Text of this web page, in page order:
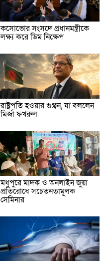
কসোভোর সংসদে প্রধানমন্ত্রীকে
লক্ষ্য করে ডিম নিক্ষেপ
রাষ্ট্রপতি হওয়ার গুঞ্জন, যা বললেন
মির্জা ফখরুল
মধুপুরে মাদক ও অনলাইন জুয়া
প্রতিরোধে সচেতনতামূলক
সেমিনার